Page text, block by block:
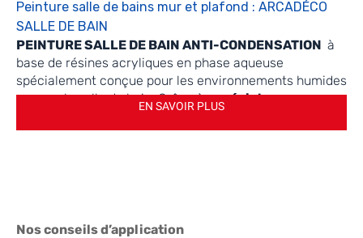
Peinture salle de bains mur et plafond : ARCADÉCO
SALLE DE BAIN
PEINTURE SALLE DE BAIN ANTI-CONDENSATION à
base de résines acryliques en phase aqueuse
spécialement conçue pour les environnements humides
comme la salle de bain. Grâce à sarésistanceaccrue,
elle crée une barrière efficace contre la condensation,
empêchant ainsi la formation de moisissures et de
EN SAVOIR PLUS
Nos conseils d’application